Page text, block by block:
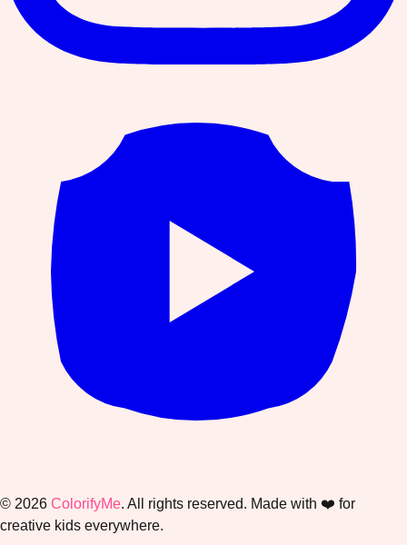
© 2026 ColorifyMe. All rights reserved. Made with ❤️ for
creative kids everywhere.